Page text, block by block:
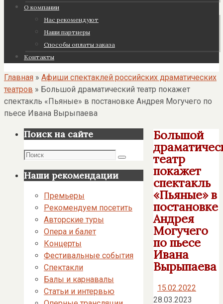
О компании
Нас рекомендуют
Наши партнеры
Cпособы оплаты заказа
Контакты
Главная » Афиши спектаклей российских драматических
театров » Большой драматический театр покажет
спектакль «Пьяные» в постановке Андрея Могучего по
пьесе Ивана Вырыпаева
Большой
театр
покажет
спектакль
«Пьяные» в
постановке
Андрея
Могучего
по пьесе
Ивана
Вырыпаева
15.02.2022
28.03.2023
Поиск на сайте
Поиск
Поиск
Наши рекомендации
Премьеры
Рекомендуем посетить
Авторские туры
Опера и балет
Концерты
Фестивальные события
Спектакли
Балы и карнавалы
Статьи и интервью